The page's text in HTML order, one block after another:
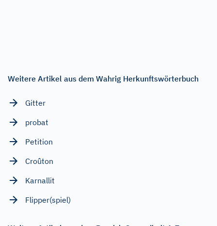
Weitere Artikel aus dem Wahrig Herkunftswörterbuch
Gitter
probat
Petition
Croûton
Karnallit
Flipper(spiel)